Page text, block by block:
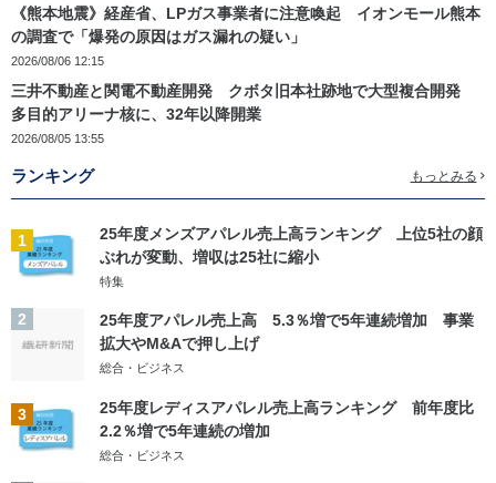
《熊本地震》経産省、LPガス事業者に注意喚起 イオンモール熊本
の調査で「爆発の原因はガス漏れの疑い」
2026/08/06 12:15
三井不動産と関電不動産開発 クボタ旧本社跡地で大型複合開発
多目的アリーナ核に、32年以降開業
2026/08/05 13:55
ランキング もっとみる
1
25年度メンズアパレル売上高ランキング 上位5社の顔
ぶれが変動、増収は25社に縮小
特集
2
25年度アパレル売上高 5.3％増で5年連続増加 事業
拡大やM&Aで押し上げ
総合・ビジネス
3
25年度レディスアパレル売上高ランキング 前年度比
2.2％増で5年連続の増加
総合・ビジネス